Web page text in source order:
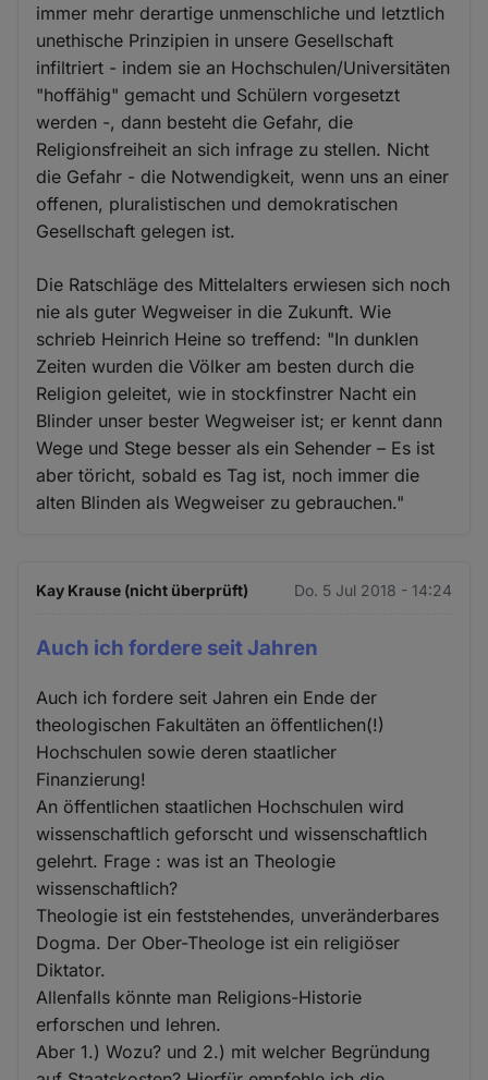
immer mehr derartige unmenschliche und letztlich
unethische Prinzipien in unsere Gesellschaft
infiltriert - indem sie an Hochschulen/Universitäten
"hoffähig" gemacht und Schülern vorgesetzt
werden -, dann besteht die Gefahr, die
Religionsfreiheit an sich infrage zu stellen. Nicht
die Gefahr - die Notwendigkeit, wenn uns an einer
offenen, pluralistischen und demokratischen
Gesellschaft gelegen ist.
Die Ratschläge des Mittelalters erwiesen sich noch
nie als guter Wegweiser in die Zukunft. Wie
schrieb Heinrich Heine so treffend: "In dunklen
Zeiten wurden die Völker am besten durch die
Religion geleitet, wie in stockfinstrer Nacht ein
Blinder unser bester Wegweiser ist; er kennt dann
Wege und Stege besser als ein Sehender – Es ist
aber töricht, sobald es Tag ist, noch immer die
alten Blinden als Wegweiser zu gebrauchen."
Kay Krause (nicht überprüft) Do. 5 Jul 2018 - 14:24
Auch ich fordere seit Jahren
Auch ich fordere seit Jahren ein Ende der
theologischen Fakultäten an öffentlichen(!)
Hochschulen sowie deren staatlicher
Finanzierung!
An öffentlichen staatlichen Hochschulen wird
wissenschaftlich geforscht und wissenschaftlich
gelehrt. Frage : was ist an Theologie
wissenschaftlich?
Theologie ist ein feststehendes, unveränderbares
Dogma. Der Ober-Theologe ist ein religiöser
Diktator.
Allenfalls könnte man Religions-Historie
erforschen und lehren.
Aber 1.) Wozu? und 2.) mit welcher Begründung